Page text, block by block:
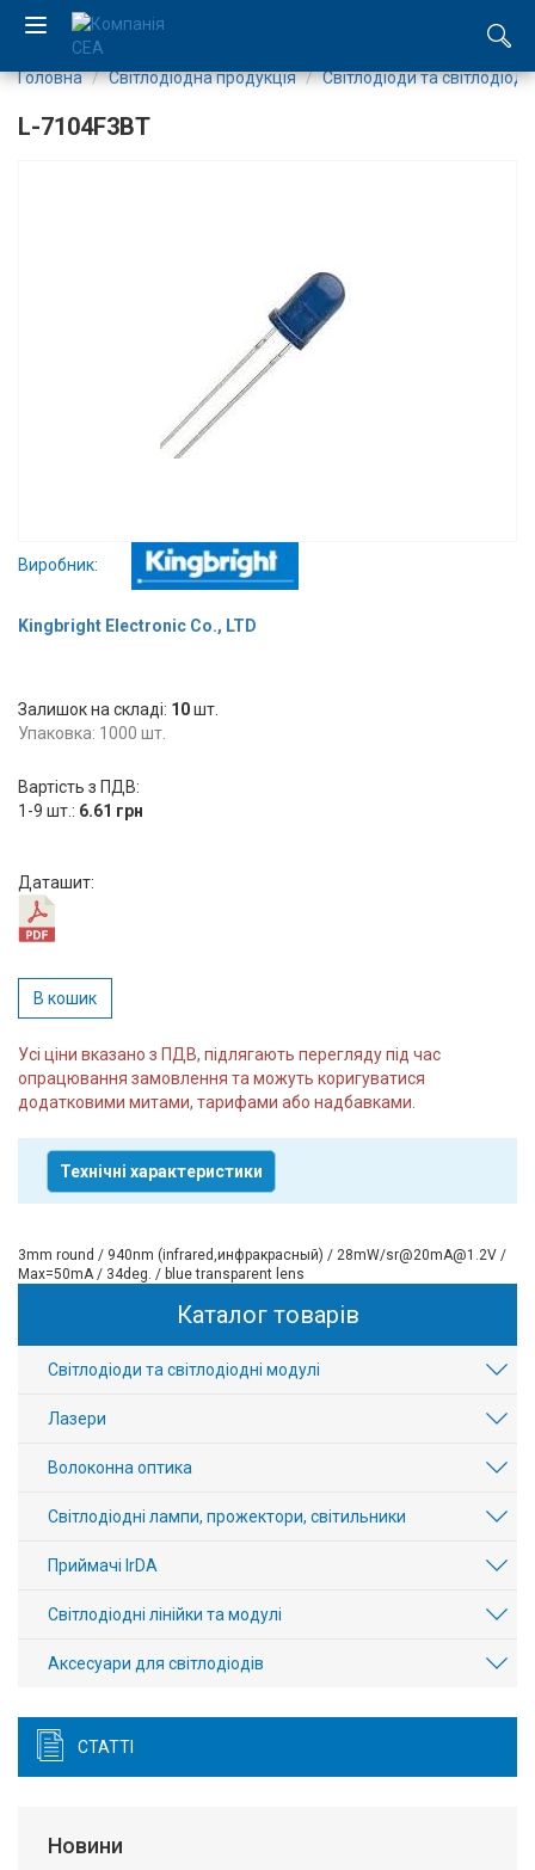
Новини
Вхід/
авторизація
Контакти
Доставка
Головна Світлодіодна продукція Світлодіоди та
L-7104F3BT
Виробник:
Kingbright Electronic Co., LTD
Залишок на складі: 10шт.
Упаковка: 1000 шт.
Вартість з ПДВ:
1-9 шт.: 6.61 грн
Даташит:
В кошик
Усі ціни вказано з ПДВ, підлягають перегляду під час
опрацювання замовлення та можуть коригуватися
додатковими митами, тарифами або надбавками.
Технічні характеристики
3mm round / 940nm (infrared,инфракрасный) / 28mW/sr@20mA@1.2V /
Max=50mA / 34deg. / blue transparent lens
Каталог товарів
Світлодіоди та світлодіодні модулі
Лазери
Волоконна оптика
Світлодіодні лампи, прожектори, світильники
Приймачі IrDA
Світлодіодні лінійки та модулі
Аксесуари для світлодіодів
СТАТТІ
Новини